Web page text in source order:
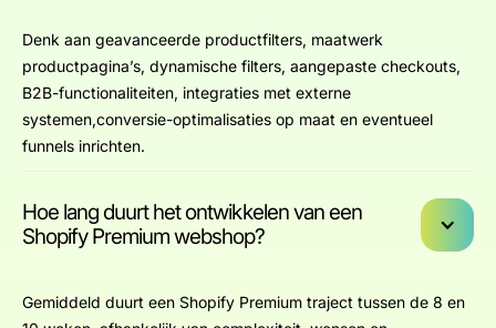
Denk aan geavanceerde productfilters, maatwerk
productpagina’s, dynamische filters, aangepaste checkouts,
B2B-functionaliteiten, integraties met externe
systemen,conversie-optimalisaties op maat en eventueel
funnels inrichten.
Hoe lang duurt het ontwikkelen van een
Shopify Premium webshop?
Gemiddeld duurt een Shopify Premium traject tussen de 8 en